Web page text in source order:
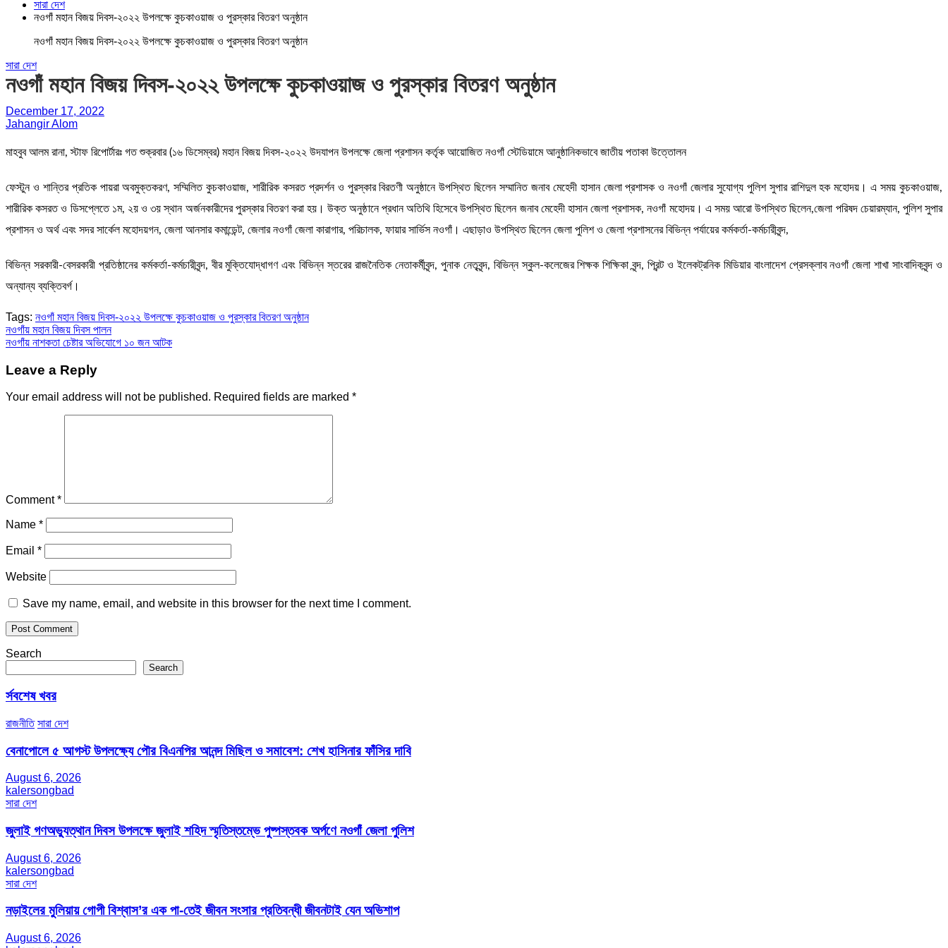
সারা দেশ
নওগাঁ মহান বিজয় দিবস-২০২২ উপলক্ষে কুচকাওয়াজ ও পুরস্কার বিতরণ অনুষ্ঠান
নওগাঁ মহান বিজয় দিবস-২০২২ উপলক্ষে কুচকাওয়াজ ও পুরস্কার বিতরণ অনুষ্ঠান
সারা দেশ
নওগাঁ মহান বিজয় দিবস-২০২২ উপলক্ষে কুচকাওয়াজ ও পুরস্কার বিতরণ অনুষ্ঠান
December 17, 2022
Jahangir Alom
মাহবুব আলম রানা, স্টাফ রিপোর্টারঃ গত শুক্রবার (১৬ ডিসেম্বর) মহান বিজয় দিবস-২০২২ উদযাপন উপলক্ষে জেলা প্রশাসন কর্তৃক আয়োজিত নওগাঁ স্টেডিয়ামে আনুষ্ঠানিকভাবে জাতীয় পতাকা উত্তোলন
ফেস্টুন ও শান্তির প্রতিক পায়রা অবমুক্তকরণ, সম্মিলিত কুচকাওয়াজ, শারীরিক কসরত প্রদর্শন ও পুরস্কার বিরতণী অনুষ্ঠানে উপস্থিত ছিলেন সম্মানিত জনাব মেহেদী হাসান জেলা প্রশাসক ও নওগাঁ জেলার সুযোগ্য পুলিশ সুপার রাশিদুল হক মহোদয়। এ সময় কুচকাওয়াজ,
শারীরিক কসরত ও ডিসপ্লেতে ১ম, ২য় ও ৩য় স্থান অর্জনকারীদের পুরস্কার বিতরণ করা হয়। উক্ত অনুষ্ঠানে প্রধান অতিথি হিসেবে উপস্থিত ছিলেন জনাব মেহেদী হাসান জেলা প্রশাসক, নওগাঁ মহোদয়। এ সময় আরো উপস্থিত ছিলেন,জেলা পরিষদ চেয়ারম্যান, পুলিশ সুপার
প্রশাসন ও অর্থ এবং সদর সার্কেল মহোদয়গন, জেলা আনসার কমান্ডেন্ট, জেলার নওগাঁ জেলা কারাগার, পরিচালক, ফায়ার সার্ভিস নওগাঁ। এছাড়াও উপস্থিত ছিলেন জেলা পুলিশ ও জেলা প্রশাসনের বিভিন্ন পর্যায়ের কর্মকর্তা-কর্মচারীবৃন্দ,
বিভিন্ন সরকারী-বেসরকারী প্রতিষ্ঠানের কর্মকর্তা-কর্মচারীবৃন্দ, বীর মুক্তিযোদ্ধাগণ এবং বিভিন্ন স্তরের রাজনৈতিক নেতাকর্মীবৃন্দ, পুনাক নেতৃবৃন্দ, বিভিন্ন স্কুল-কলেজের শিক্ষক শিক্ষিকা বৃন্দ, প্রিন্ট ও ইলেকট্রনিক মিডিয়ার বাংলাদেশ প্রেসক্লাব নওগাঁ জেলা শাখা সাংবাদিকবৃন্দ ও
অন্যান্য ব্যক্তিবর্গ।
Tags: নওগাঁ মহান বিজয় দিবস-২০২২ উপলক্ষে কুচকাওয়াজ ও পুরস্কার বিতরণ অনুষ্ঠান
Post
navigation
নওগাঁয় মহান বিজয় দিবস পালন
নওগাঁয় নাশকতা চেষ্টার অভিযোগে ১০ জন আটক
Leave a Reply
Your email address will not be published. Required fields are marked *
Comment*
Name *
Email *
Website
Save my name, email, and website in this browser for the next time I comment.
Search
Search
র্সবশেষ খবর
রাজনীতি সারা দেশ
বেনাপোলে ৫ আগস্ট উপলক্ষ্যে পৌর বিএনপির আনন্দ মিছিল ও সমাবেশ: শেখ হাসিনার ফাঁসির দাবি
August 6, 2026
kalersongbad
সারা দেশ
জুলাই গণঅভ্যুত্থান দিবস উপলক্ষে জুলাই শহিদ স্মৃতিস্তম্ভে পুষ্পস্তবক অর্পণে নওগাঁ জেলা পুলিশ
August 6, 2026
kalersongbad
সারা দেশ
নড়াইলের মুলিয়ায় গোপী বিশ্বাস’র এক পা-তেই জীবন সংসার প্রতিবন্ধী জীবনটাই যেন অভিশাপ
August 6, 2026